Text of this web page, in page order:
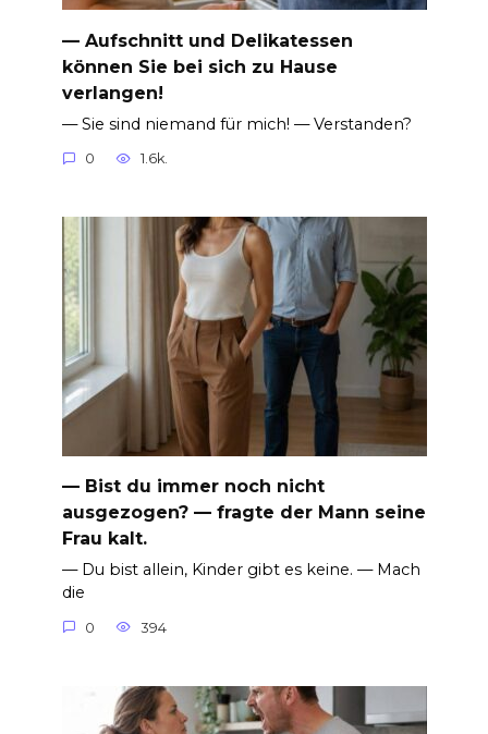
— Aufschnitt und Delikatessen
können Sie bei sich zu Hause
verlangen!
— Sie sind niemand für mich! — Verstanden?
0 1.6k.
— Bist du immer noch nicht
ausgezogen? — fragte der Mann seine
Frau kalt.
— Du bist allein, Kinder gibt es keine. — Mach
die
0 394